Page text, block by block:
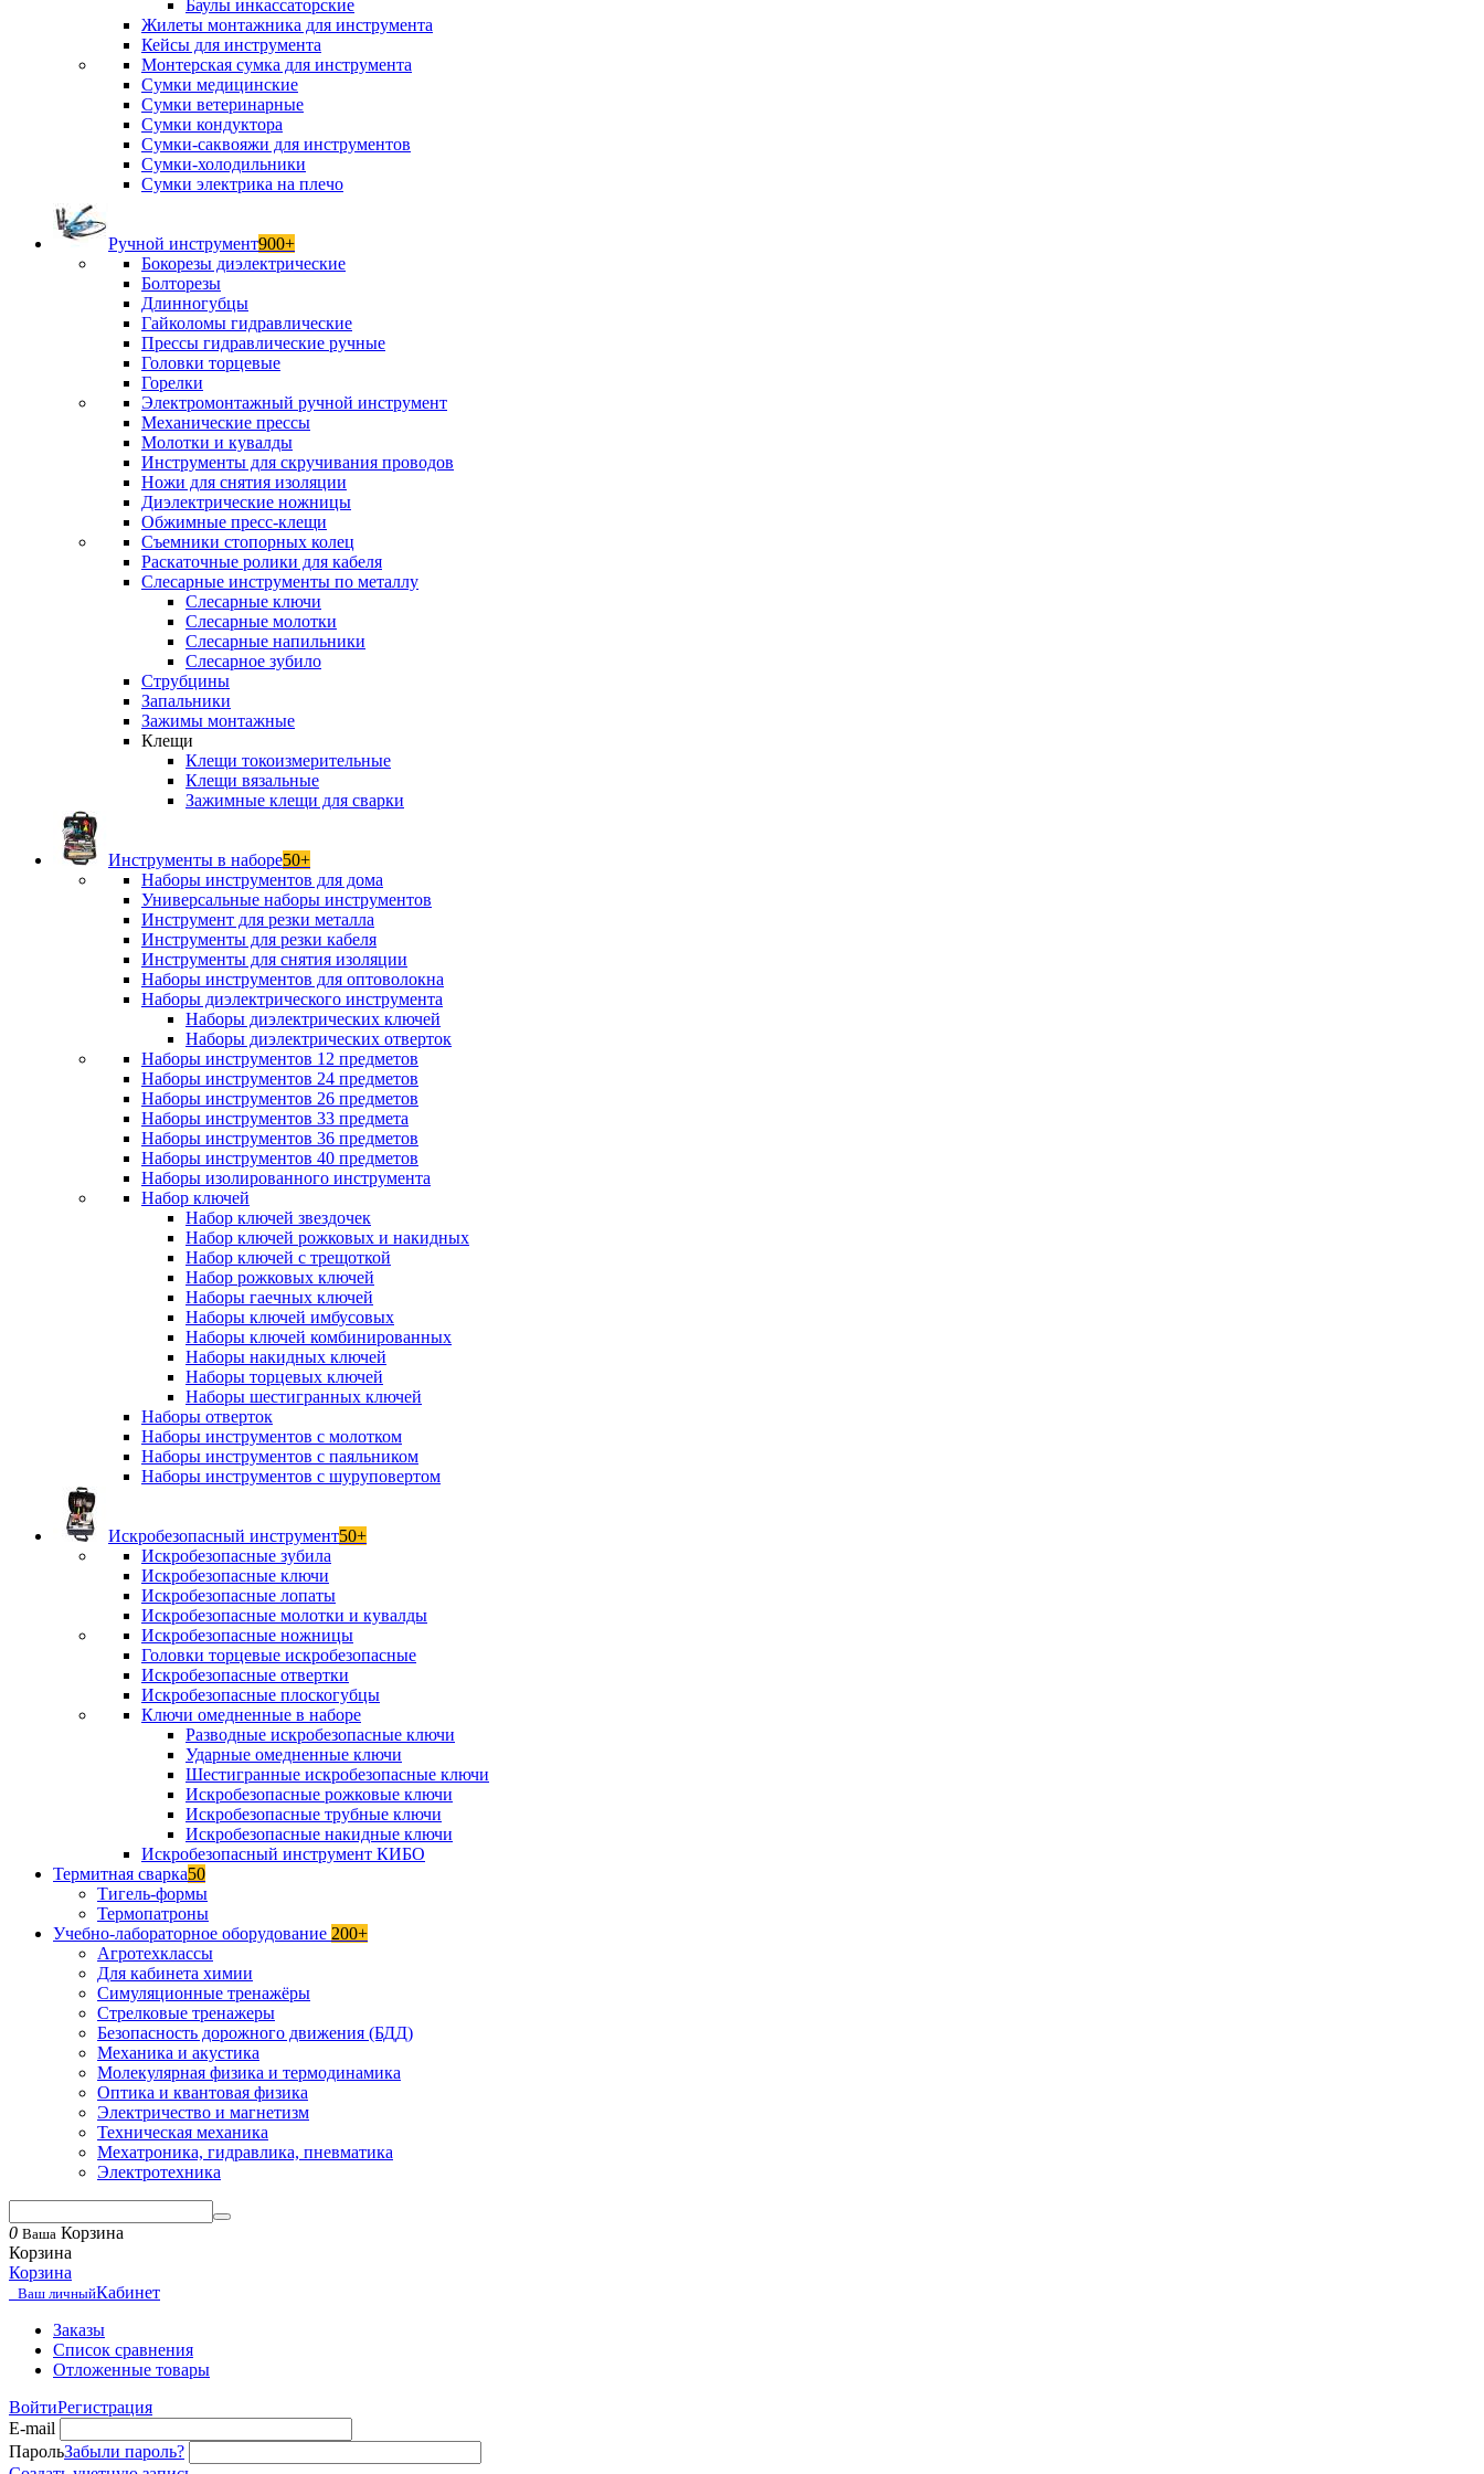
Баулы инкассаторские
Жилеты монтажника для инструмента
Кейсы для инструмента
Монтерская сумка для инструмента
Сумки медицинские
Сумки ветеринарные
Сумки кондуктора
Сумки-саквояжи для инструментов
Сумки-холодильники
Сумки электрика на плечо
Ручной инструмент900+
Бокорезы диэлектрические
Болторезы
Длинногубцы
Гайколомы гидравлические
Прессы гидравлические ручные
Головки торцевые
Горелки
Электромонтажный ручной инструмент
Механические прессы
Молотки и кувалды
Инструменты для скручивания проводов
Ножи для снятия изоляции
Диэлектрические ножницы
Обжимные пресс-клещи
Съемники стопорных колец
Раскаточные ролики для кабеля
Слесарные инструменты по металлу
Слесарные ключи
Слесарные молотки
Слесарные напильники
Слесарное зубило
Струбцины
Запальники
Зажимы монтажные
Клещи
Клещи токоизмерительные
Клещи вязальные
Зажимные клещи для сварки
Инструменты в наборе50+
Наборы инструментов для дома
Универсальные наборы инструментов
Инструмент для резки металла
Инструменты для резки кабеля
Инструменты для снятия изоляции
Наборы инструментов для оптоволокна
Наборы диэлектрического инструмента
Наборы диэлектрических ключей
Наборы диэлектрических отверток
Наборы инструментов 12 предметов
Наборы инструментов 24 предметов
Наборы инструментов 26 предметов
Наборы инструментов 33 предмета
Наборы инструментов 36 предметов
Наборы инструментов 40 предметов
Наборы изолированного инструмента
Набор ключей
Набор ключей звездочек
Набор ключей рожковых и накидных
Набор ключей с трещоткой
Набор рожковых ключей
Наборы гаечных ключей
Наборы ключей имбусовых
Наборы ключей комбинированных
Наборы накидных ключей
Наборы торцевых ключей
Наборы шестигранных ключей
Наборы отверток
Наборы инструментов с молотком
Наборы инструментов с паяльником
Наборы инструментов с шуруповертом
Искробезопасный инструмент50+
Искробезопасные зубила
Искробезопасные ключи
Искробезопасные лопаты
Искробезопасные молотки и кувалды
Искробезопасные ножницы
Головки торцевые искробезопасные
Искробезопасные отвертки
Искробезопасные плоскогубцы
Ключи омедненные в наборе
Разводные искробезопасные ключи
Ударные омедненные ключи
Шестигранные искробезопасные ключи
Искробезопасные рожковые ключи
Искробезопасные трубные ключи
Искробезопасные накидные ключи
Искробезопасный инструмент КИБО
Термитная сварка50
Тигель-формы
Термопатроны
Учебно-лабораторное оборудование 200+
Агротехклассы
Для кабинета химии
Симуляционные тренажёры
Стрелковые тренажеры
Безопасность дорожного движения (БДД)
Механика и акустика
Молекулярная физика и термодинамика
Оптика и квантовая физика
Электричество и магнетизм
Техническая механика
Мехатроника, гидравлика, пневматика
Электротехника
0 Ваша Корзина
Корзина
Корзина
Ваш личныйКабинет
Заказы
Список сравнения
Отложенные товары
ВойтиРегистрация
E-mail
ПарольЗабыли пароль?